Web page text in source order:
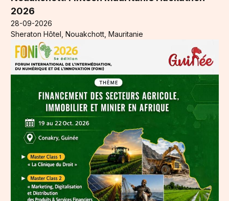
2026
28-09-2026
Sheraton Hôtel, Nouakchott, Mauritanie